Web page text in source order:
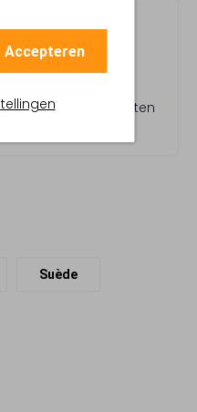
Accepteren
ik hem om moeten
Suède